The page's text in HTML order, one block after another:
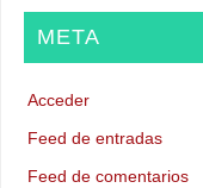
META
Acceder
Feed de entradas
Feed de comentarios